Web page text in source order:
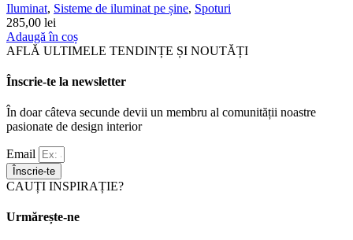
Iluminat, Sisteme de iluminat pe șine, Spoturi
285,00 lei
Adaugă în coș
AFLĂ ULTIMELE TENDINȚE ȘI NOUTĂȚI
Înscrie-te la newsletter
În doar câteva secunde devii un membru al comunității noastre
pasionate de design interior
Email
Înscrie-te
CAUȚI INSPIRAȚIE?
Urmărește-ne